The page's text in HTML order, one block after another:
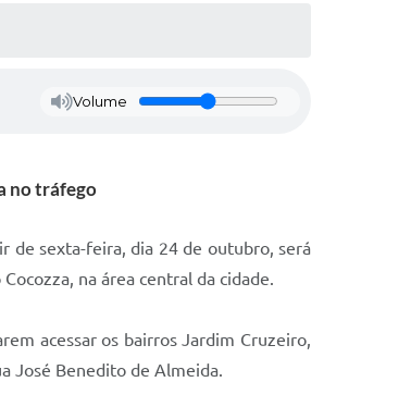
Volume
no tráfego
de sexta-feira, dia 24 de outubro, será
na área central da cidade.
acessar os bairros Jardim Cruzeiro,
José Benedito de Almeida.